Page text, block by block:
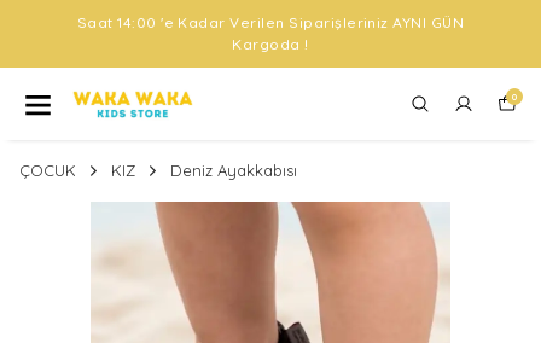
Saat 14:00 'e Kadar Verilen Siparişleriniz AYNI GÜN
Kargoda !
0
ÇOCUK KIZ Deniz Ayakkabısı